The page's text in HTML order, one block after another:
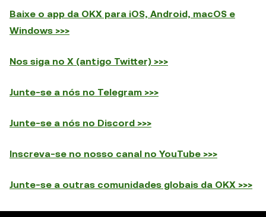
Baixe o app da OKX para iOS, Android, macOS e
Windows >>>
Nos siga no X (antigo Twitter) >>>
Junte-se a nós no Telegram >>>
Junte-se a nós no Discord >>>
Inscreva-se no nosso canal no YouTube >>>
Junte-se a outras comunidades globais da OKX >>>